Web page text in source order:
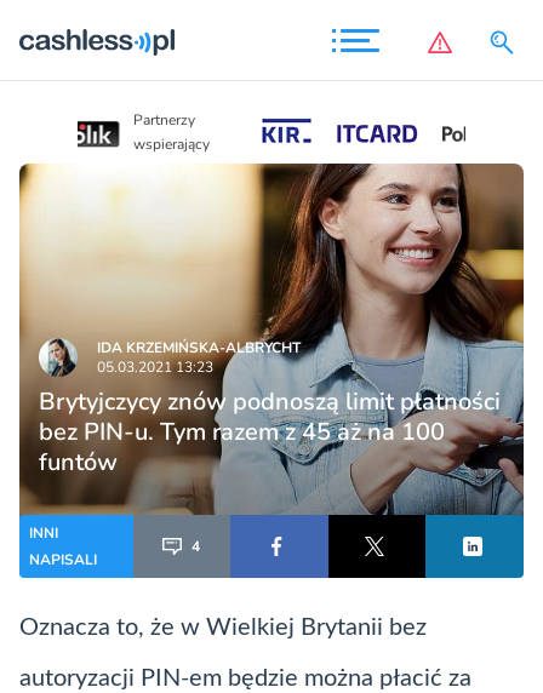
Partnerzy
wspierający
IDA KRZEMIŃSKA-ALBRYCHT
05.03.2021 13:23
Brytyjczycy znów podnoszą limit płatności
bez PIN-u. Tym razem z 45 aż na 100
funtów
INNI
NAPISALI
4
Oznacza to, że w Wielkiej Brytanii bez
autoryzacji PIN -em będzie można płacić za